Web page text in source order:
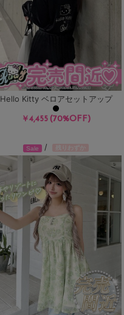
Hello Kitty ベロアセットアップ
￥4,455(70%OFF)
Sale /